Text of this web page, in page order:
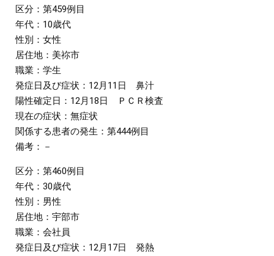
区分：第459例目
年代：10歳代
性別：女性
居住地：美祢市
職業：学生
発症日及び症状：12月11日 鼻汁
陽性確定日：12月18日 ＰＣＲ検査
現在の症状：無症状
関係する患者の発生：第444例目
備考：－
区分：第460例目
年代：30歳代
性別：男性
居住地：宇部市
職業：会社員
発症日及び症状：12月17日 発熱